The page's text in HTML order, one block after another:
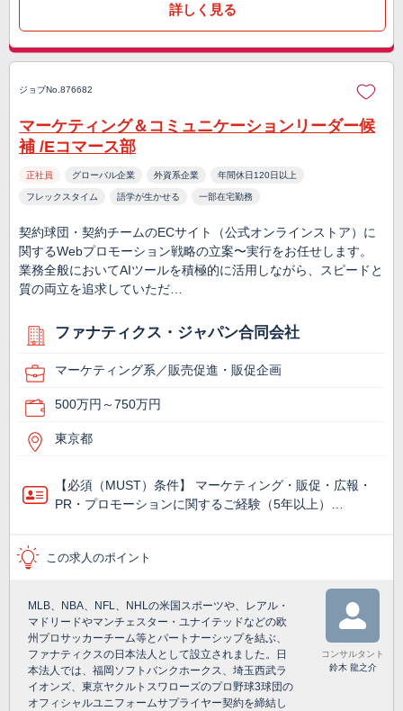
詳しく見る
ジョブNo.876682
マーケティング＆コミュニケーションリーダー候
補 /Eコマース部
正社員 グローバル企業 外資系企業 年間休日120日以上
フレックスタイム 語学が生かせる 一部在宅勤務
契約球団・契約チームのECサイト（公式オンラインストア）に
関するWebプロモーション戦略の立案〜実行をお任せします。
業務全般においてAIツールを積極的に活用しながら、スピードと
質の両立を追求していただ…
ファナティクス・ジャパン合同会社
マーケティング系／販売促進・販促企画
500万円～750万円
東京都
【必須（MUST）条件】 マーケティング・販促・広報・
PR・プロモーションに関するご経験（5年以上）…
この求人のポイント
MLB、NBA、NFL、NHLの米国スポーツや、レアル・
マドリードやマンチェスター・ユナイテッドなどの欧
州プロサッカーチーム等とパートナーシップを結ぶ、
ファナティクスの日本法人として設立されました。日
本法人では、福岡ソフトバンクホークス、埼玉西武ラ
イオンズ、東京ヤクルトスワローズのプロ野球3球団の
オフィシャルユニフォームサプライヤー契約を締結し
コンサルタント
鈴木 龍之介